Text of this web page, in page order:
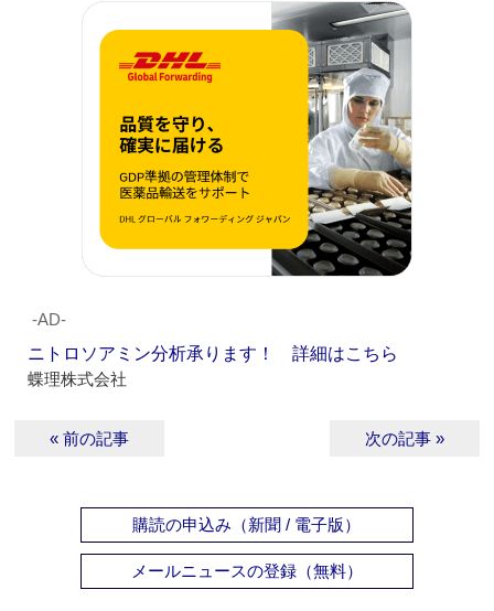
‐AD‐
ニトロソアミン分析承ります！ 詳細はこちら
蝶理株式会社
« 前の記事 次の記事 »
購読の申込み（新聞 / 電子版）
メールニュースの登録（無料）